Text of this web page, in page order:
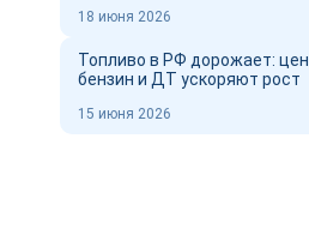
18 июня 2026
Топливо в РФ дорожает:
бензин и ДТ ускоряют рост
15 июня 2026